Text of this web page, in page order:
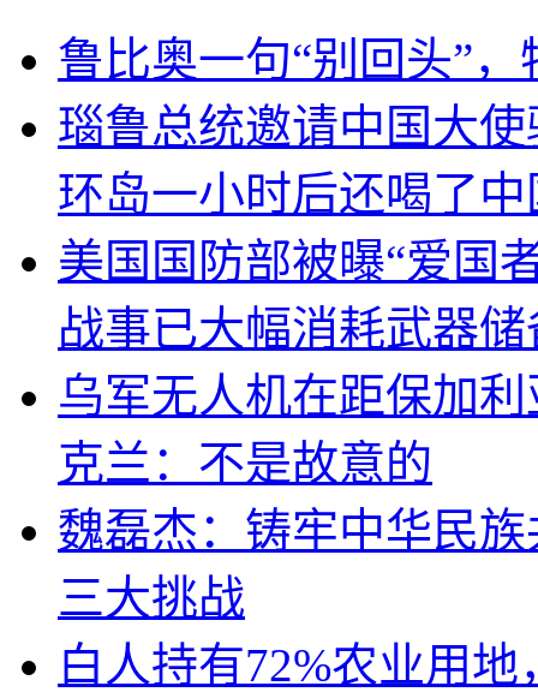
鲁比奥一句“别回头”
瑙鲁总统邀请中国大
环岛一小时后还喝了
美国国防部被曝“爱国
战事已大幅消耗武器储
乌军无人机在距保加
克兰：不是故意的
魏磊杰：铸牢中华民
三大挑战
白人持有72%农业用